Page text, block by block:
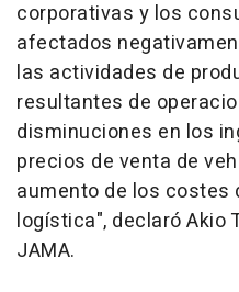
corporativas y los
afectados
las actividades de
resultantes de
disminuciones en los
precios de venta de
aumento de los costes
logística", declaró Akio
JAMA.